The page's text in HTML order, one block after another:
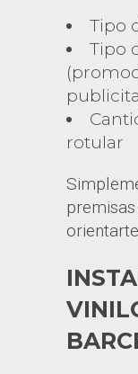
Tipo
Tipo
rotular